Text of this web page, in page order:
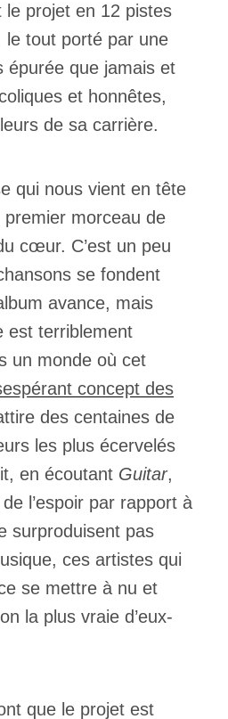
le projet en 12 pistes
le tout porté par une
épurée que jamais et
et honnêtes,
de sa carrière.
qui nous vient en tête
premier morceau de
cœur. C’est un peu
se fondent
avance, mais
est terriblement
un monde où cet
concept des
des centaines de
les plus écervelés
en écoutant Guitar,
l’espoir par rapport à
surproduisent pas
ces artistes qui
se mettre à nu et
la plus vraie d’eux-
que le projet est